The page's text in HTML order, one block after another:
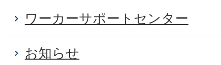
ワーカーサポートセンター
お知らせ